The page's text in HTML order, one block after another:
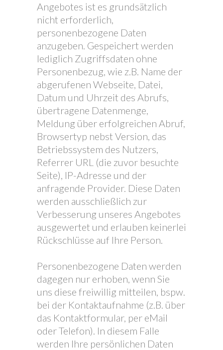
Angebotes ist es grundsätzlich
nicht erforderlich,
personenbezogene Daten
anzugeben. Gespeichert werden
lediglich Zugriffsdaten ohne
Personenbezug, wie z.B. Name der
abgerufenen Webseite, Datei,
Datum und Uhrzeit des Abrufs,
übertragene Datenmenge,
Meldung über erfolgreichen Abruf,
Browsertyp nebst Version, das
Betriebssystem des Nutzers,
Referrer URL (die zuvor besuchte
Seite), IP-Adresse und der
anfragende Provider. Diese Daten
werden ausschließlich zur
Verbesserung unseres Angebotes
ausgewertet und erlauben keinerlei
Rückschlüsse auf Ihre Person.
Personenbezogene Daten werden
dagegen nur erhoben, wenn Sie
uns diese freiwillig mitteilen, bspw.
bei der Kontaktaufnahme (z.B. über
das Kontaktformular, per eMail
oder Telefon). In diesem Falle
werden Ihre persönlichen Daten